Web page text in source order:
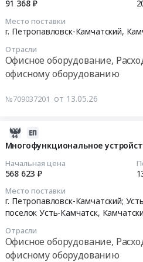
91 368 ₽
Место поставки
г. Петропавловск-Камчатский,
Отрасли
Офисное оборудование,
офисному оборудованию
№709037201 от 13.05.26
Многофункциональное
Начальная цена
568 623 ₽
Место поставки
г. Петропавловск-Камчатский;
поселок Усть-Камчатск,
Отрасли
Офисное оборудование,
офисному оборудованию